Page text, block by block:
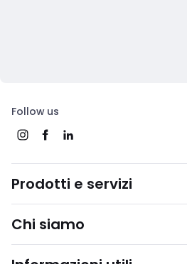
Follow us
Prodotti e servizi
Chi siamo